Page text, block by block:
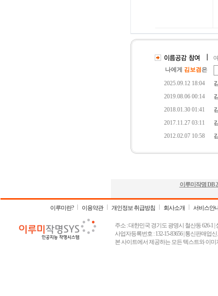
이루미작명 DB
이루미란? 이용약관 개인정보 취급방침 회사소개 서비스안
주소 : 대한민국 경기도 광명시 철산동 626-1 |
사업자등록번호 : 132-15-83656 | 통신판매업
본 사이트에서 제공하는 모든 텍스트와 이